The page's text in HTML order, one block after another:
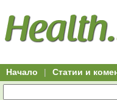
Всички
офети
за
Hitro.bg
Всички
пазаруване
изгодни
оферти
50+
начало
Клуб
Начало | Статии и